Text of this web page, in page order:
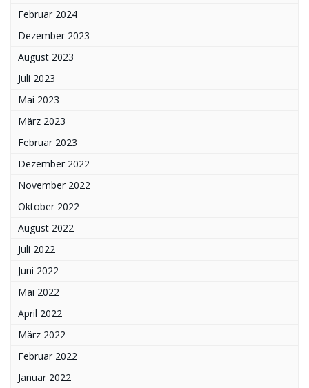
Februar 2024
Dezember 2023
August 2023
Juli 2023
Mai 2023
März 2023
Februar 2023
Dezember 2022
November 2022
Oktober 2022
August 2022
Juli 2022
Juni 2022
Mai 2022
April 2022
März 2022
Februar 2022
Januar 2022